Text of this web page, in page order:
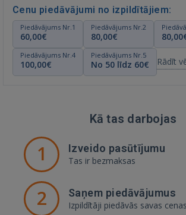
Cenu piedāvājumi no izpildītājiem:
Piedāvājums Nr.1
60,00€
Piedāvājums Nr.2
80,00€
Piedāvājums Nr.4
100,00€
Piedāvājums Nr.5
No 50 līdz 60€ Rādīt
Kā tas darbojas
1 Izveido pasūtījumu
Tas ir bezmaksas
2 Saņem piedāvājumus
Izpildītāji piedāvās savas cenas